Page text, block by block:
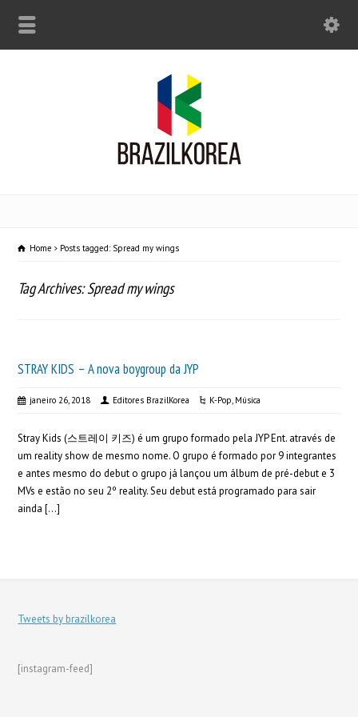
Home Posts tagged: Spread my wings
Tag Archives: Spread my wings
STRAY KIDS – A nova boygroup da JYP
janeiro 26, 2018 Editores BrazilKorea K-Pop, Música
Stray Kids (스트레이 키즈) é um grupo formado pela JYP Ent. através de
um reality show de mesmo nome. O grupo é formado por 9 integrantes
e antes mesmo do debut o grupo já lançou um álbum de pré-debut e 3
MVs e estão no seu 2º reality. Seu debut está programado para sair
ainda […]
Tweets by brazilkorea
[instagram-feed]